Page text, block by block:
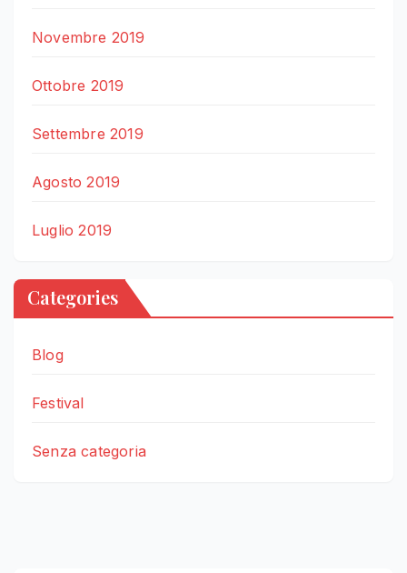
Novembre 2019
Ottobre 2019
Settembre 2019
Agosto 2019
Luglio 2019
Categories
Blog
Festival
Senza categoria